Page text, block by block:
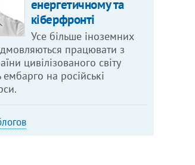
енергетичному та
кіберфронті
Усе більше іноземних
працювати з
цивілізованого світу
на російські